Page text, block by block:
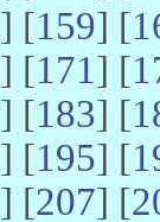
] [159] [
] [171] [
] [183] [
] [195] [
] [207] [